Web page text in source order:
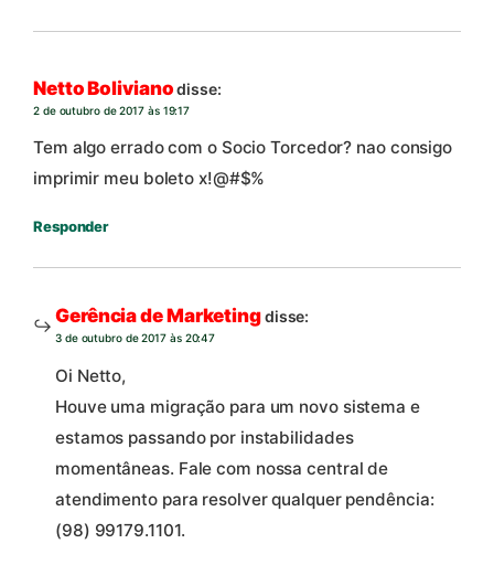
Netto Boliviano disse:
2 de outubro de 2017 às 19:17
Tem algo errado com o Socio Torcedor? nao consigo
imprimir meu boleto x!@#$%
Responder
Gerência de Marketingdisse:
3 de outubro de 2017 às 20:47
Oi Netto,
Houve uma migração para um novo sistema e
estamos passando por instabilidades
momentâneas. Fale com nossa central de
atendimento para resolver qualquer pendência:
(98) 99179.1101.